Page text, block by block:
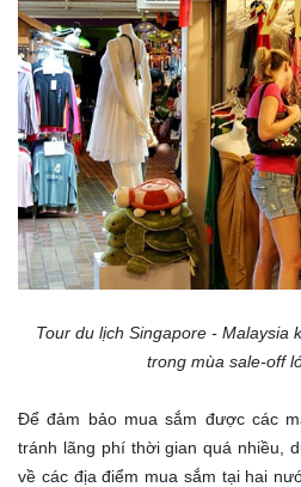
Tour du lịch Singapore - Malaysia
trong mùa sale-off
Để đảm bảo mua sắm được các
tránh lãng phí thời gian quá nhiều,
về các địa điểm mua sắm tại hai